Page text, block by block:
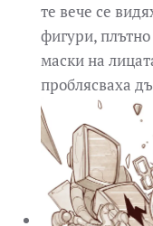
те вече се
фигури,
маски на
проблясваха